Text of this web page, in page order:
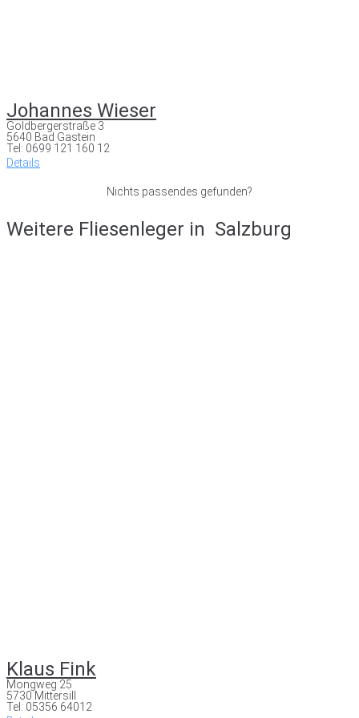
Johannes Wieser
Goldbergerstraße 3
5640 Bad Gastein
Tel: 0699 121 160 12
Details
Nichts passendes gefunden?
Weitere Fliesenleger in Salzburg
Klaus Fink
Mongweg 25
5730 Mittersill
Tel: 05356 64012